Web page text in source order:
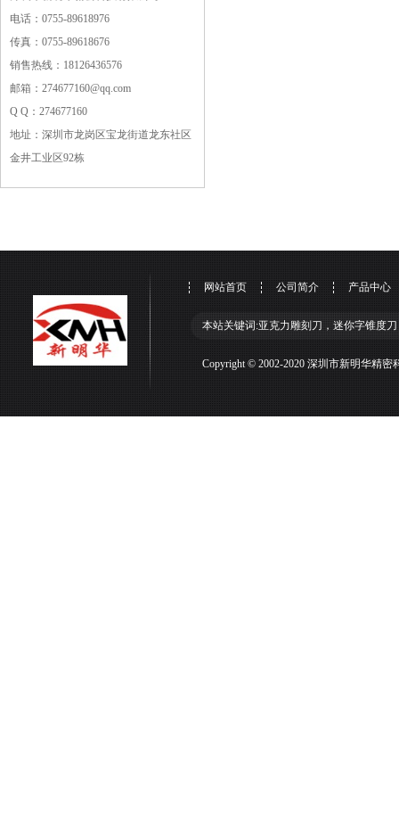
电话：0755-89618976
传真：0755-89618676
销售热线：18126436576
邮箱：274677160@qq.com
Q Q：274677160
地址：深圳市龙岗区宝龙街道龙东社区
金井工业区92栋
网站首页 公司简介 产品中心
本站关键词:亚克力雕刻刀，迷你字锥度
Copyright © 2002-2020 深圳市新明华精